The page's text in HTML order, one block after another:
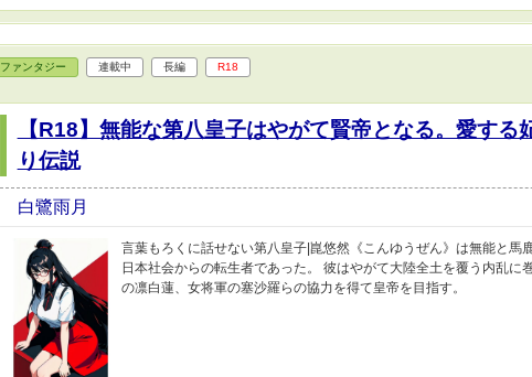
ファンタジー 連載中 長編 R18
【R18】無能な第八皇子はやがて賢帝となる。愛する
り伝説
白鷺雨月
言葉もろくに話せない第八皇子|崑悠然《こんゆうぜん》は無能と馬
日本社会からの転生者であった。 彼はやがて大陸全土を覆う内乱に
の凛白蓮、女将軍の塞沙羅らの協力を得て皇帝を目指す。